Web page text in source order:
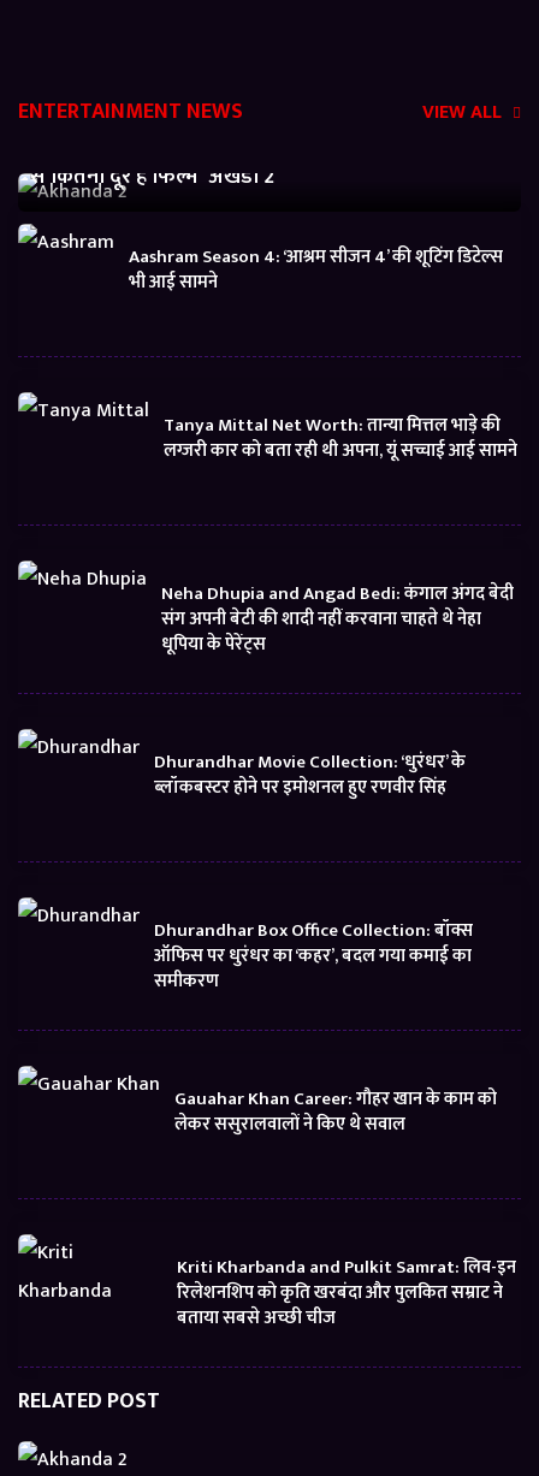
ENTERTAINMENT NEWS VIEW ALL
से कितनी दूर है फिल्म ‘अखंडा 2’
Aashram Season 4: ‘आश्रम सीजन 4’ की शूटिंग डिटेल्स
भी आई सामने
Tanya Mittal Net Worth: तान्या मित्तल भाड़े की
लग्जरी कार को बता रही थी अपना, यूं सच्चाई आई सामने
Neha Dhupia and Angad Bedi: कंगाल अंगद बेदी
संग अपनी बेटी की शादी नहीं करवाना चाहते थे नेहा
धूपिया के पेरेंट्स
Dhurandhar Movie Collection: ‘धुरंधर’ के
ब्लॉकबस्टर होने पर इमोशनल हुए रणवीर सिंह
Dhurandhar Box Office Collection: बॉक्स
ऑफिस पर धुरंधर का ‘कहर’, बदल गया कमाई का
समीकरण
Gauahar Khan Career: गौहर खान के काम को
लेकर ससुरालवालों ने किए थे सवाल
Kriti Kharbanda and Pulkit Samrat: लिव-इन
रिलेशनशिप को कृति खरबंदा और पुलकित सम्राट ने
बताया सबसे अच्छी चीज
RELATED POST